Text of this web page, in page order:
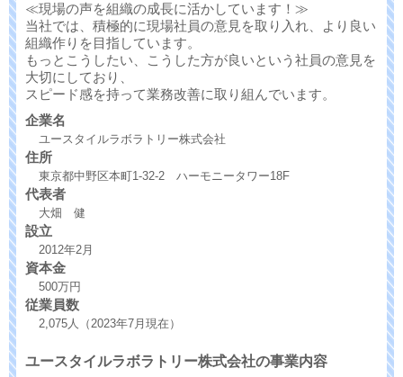
≪現場の声を組織の成長に活かしています！≫
当社では、積極的に現場社員の意見を取り入れ、より良い
組織作りを目指しています。
もっとこうしたい、こうした方が良いという社員の意見を
大切にしており、
スピード感を持って業務改善に取り組んでいます。
企業名
ユースタイルラボラトリー株式会社
住所
東京都中野区本町1-32-2 ハーモニータワー18F
代表者
大畑 健
設立
2012年2月
資本金
500万円
従業員数
2,075人（2023年7月現在）
ユースタイルラボラトリー株式会社の事業内容